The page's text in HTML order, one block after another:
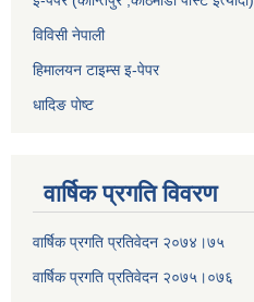
विविसी नेपाली
हिमालयन टाइम्स इ-पेपर
धादिङ पाेष्ट
वार्षिक प्रगति विवरण
वार्षिक प्रगति प्रतिवेदन २०७४।७५
वार्षिक प्रगति प्रतिवेदन २०७५।०७६